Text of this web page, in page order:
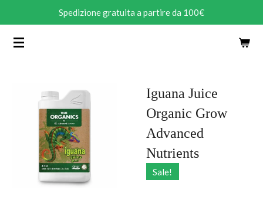
contenuto
Spedizione gratuita a partire da 100€
Iguana Juice
Organic Grow
Advanced
Nutrients
Sale!